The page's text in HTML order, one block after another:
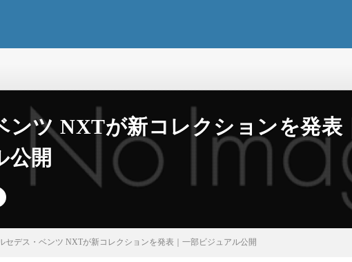
ンツ NXTが新コレクションを発表｜
公開
セデス・ベンツ NXTが新コレクションを発表｜一部ビジュアル公開